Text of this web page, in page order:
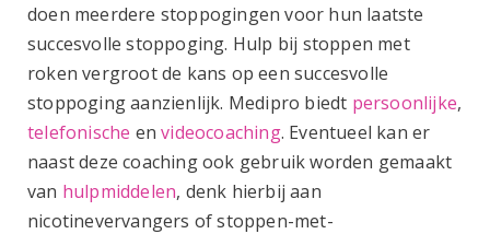
doen meerdere stoppogingen voor hun laatste
succesvolle stoppoging. Hulp bij stoppen met
roken vergroot de kans op een succesvolle
stoppoging aanzienlijk. Medipro biedt persoonlijke,
telefonische envideocoaching. Eventueel kan er
naast deze coaching ook gebruik worden gemaakt
van hulpmiddelen, denk hierbij aan
nicotinevervangers of stoppen-met-